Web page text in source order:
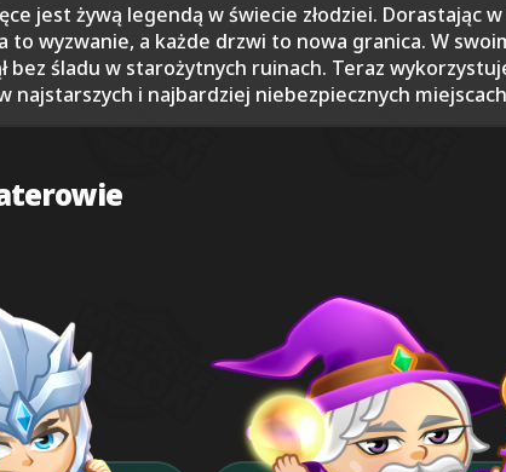
jest żywą legendą w świecie złodziei. Dorastając
to wyzwanie, a każde drzwi to nowa granica. W
bez śladu w starożytnych ruinach. Teraz
i najbardziej niebezpiecznych